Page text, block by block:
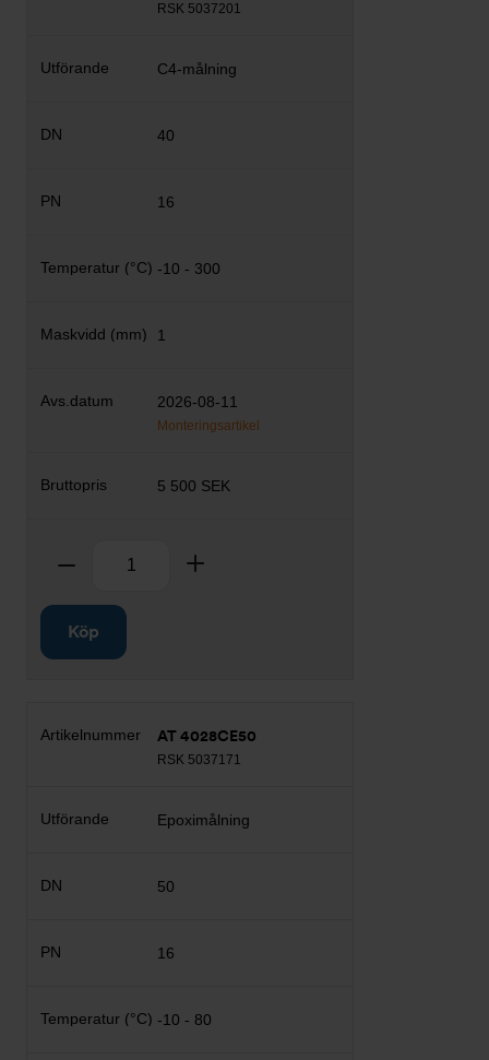
RSK 5037201
C4-målning
40
16
-10 - 300
1
2026-08-11
Monteringsartikel
5 500 SEK
Ta bort
Köp
AT 4028CE50
RSK 5037171
Epoximålning
50
16
-10 - 80